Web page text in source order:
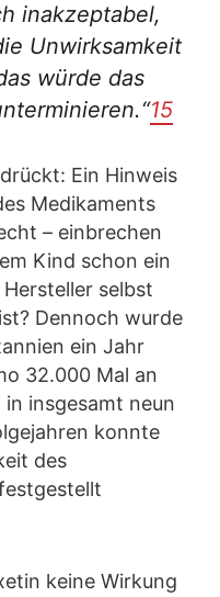
inakzeptabel,
Unwirksamkeit
würde das
15
Ein Hinweis
Medikaments
– einbrechen
Kind schon ein
selbst
Dennoch wurde
ein Jahr
32.000 Mal an
insgesamt neun
konnte
des
keine Wirkung